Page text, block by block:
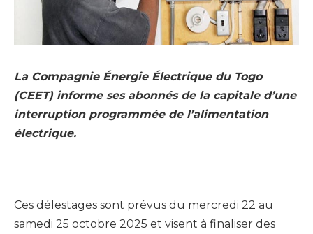
La Compagnie Énergie Électrique du Togo
(CEET) informe ses abonnés de la capitale d’une
interruption programmée de l’alimentation
électrique.
Ces délestages sont prévus du mercredi 22 au
samedi 25 octobre 2025 et visent à finaliser des